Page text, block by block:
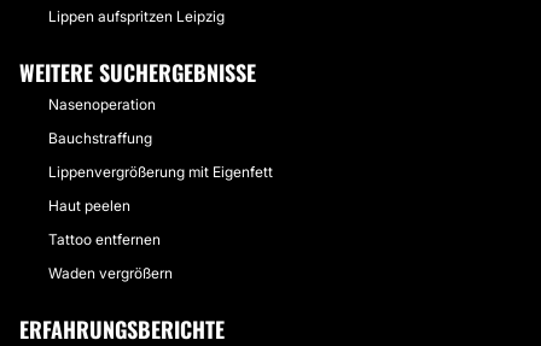
Lippen aufspritzen Leipzig
WEITERE SUCHERGEBNISSE
Nasenoperation
Bauchstraffung
Lippenvergrößerung mit Eigenfett
Haut peelen
Tattoo entfernen
Waden vergrößern
ERFAHRUNGSBERICHTE